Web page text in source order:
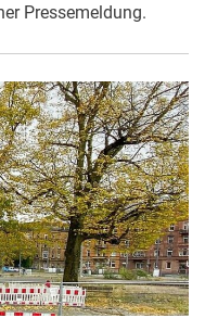
Pressemeldung.